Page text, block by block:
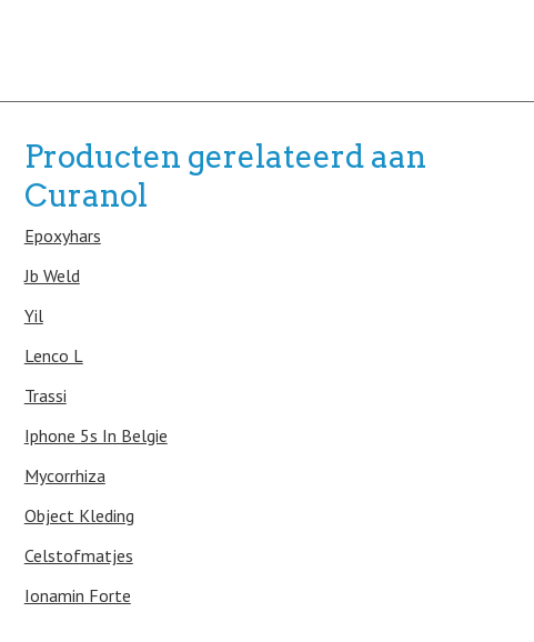
Producten gerelateerd aan
Curanol
Epoxyhars
Jb Weld
Yil
Lenco L
Trassi
Iphone 5s In Belgie
Mycorrhiza
Object Kleding
Celstofmatjes
Ionamin Forte